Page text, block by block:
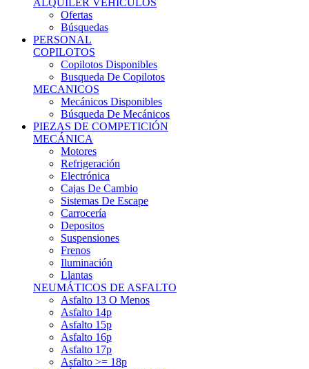
Búsquedas
PERSONAL
COPILOTOS
Copilotos Disponibles
Busqueda De Copilotos
MECANICOS
Mecánicos Disponibles
Búsqueda De Mecánicos
PIEZAS DE COMPETICIÓN
MECÁNICA
Motores
Refrigeración
Electrónica
Cajas De Cambio
Sistemas De Escape
Carrocería
Depositos
Suspensiones
Frenos
Iluminación
Llantas
NEUMÁTICOS DE ASFALTO
Asfalto 13 O Menos
Asfalto 14p
Asfalto 15p
Asfalto 16p
Asfalto 17p
Asfalto >= 18p
NEUMÁTICOS DE TIERRA